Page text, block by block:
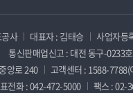
사 대표자 : 김태승
사업자등
통신판매업신고 : 대전 동구-0233호
앙로 240
고객센터 : 1588-
전화 : 042-472-5000
팩스 : 02-